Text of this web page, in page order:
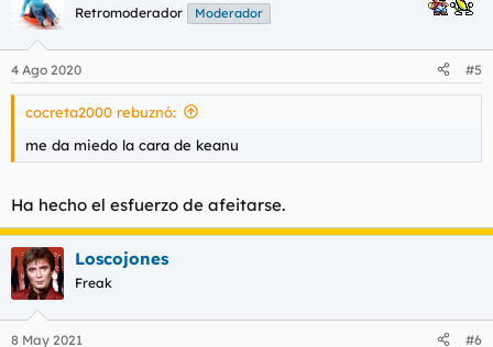
Retromoderador Moderador
4 Ago 2020 #5
cocreta2000 rebuznó:
me da miedo la cara de keanu
Ha hecho el esfuerzo de afeitarse.
Loscojones
Freak
8 May 2021 #6